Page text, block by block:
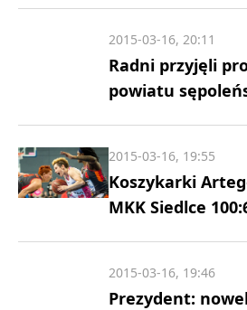
Radni przyjęli
powiatu
2015-03-16, 20:11
Koszykarki
MKK Siedlce
2015-03-16, 19:55
Prezydent:
2015-03-16, 19:46